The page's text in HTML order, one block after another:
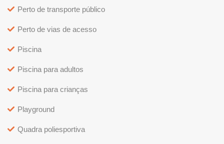
Perto de transporte público
Perto de vias de acesso
Piscina
Piscina para adultos
Piscina para crianças
Playground
Quadra poliesportiva